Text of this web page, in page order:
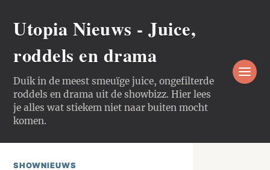
Utopia Nieuws - Juice,
roddels en drama
Duik in de meest smeuïge juice, ongefilterde
roddels en drama uit de showbizz. Hier lees
je alles wat stiekem niet naar buiten mocht
komen.
SHOWNIEUWS